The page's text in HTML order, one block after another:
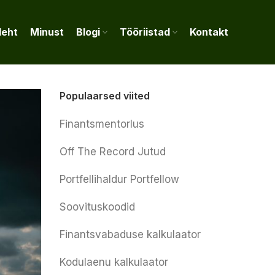
Minust Blogi Tööriistad Kontakt
Populaarsed viited
Finantsmentorlus
Off The Record Jutud
Portfellihaldur Portfellow
Soovituskoodid
Finantsvabaduse kalkulaator
Kodulaenu kalkulaator